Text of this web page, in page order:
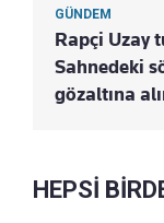
GÜNDEM
Rapçi Uzay
Sahnedeki
gözaltına
HEPSİ